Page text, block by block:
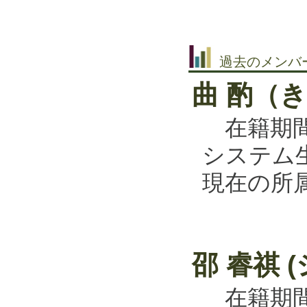
過去のメンバ
曲 酌（
在籍期
システム
現在の所
邵 睿祺 (
在籍期